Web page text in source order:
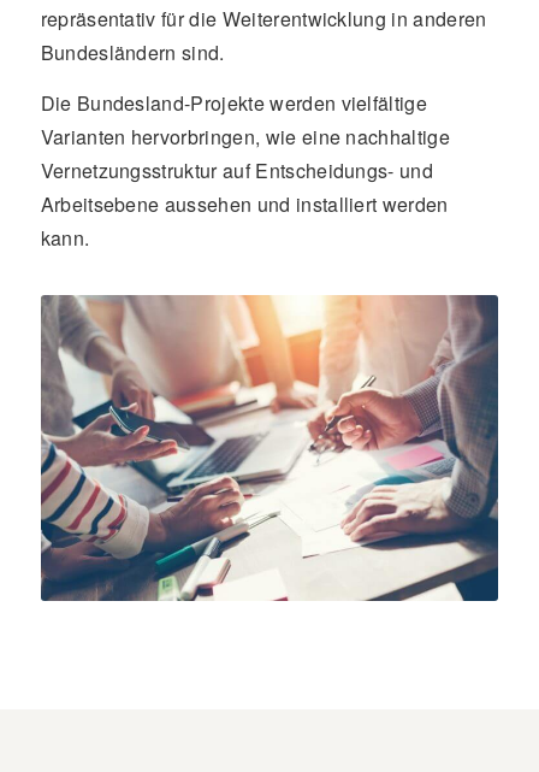
repräsentativ für die Weiterentwicklung in anderen
Bundesländern sind.
Die Bundesland-Projekte werden vielfältige
Varianten hervorbringen, wie eine nachhaltige
Vernetzungsstruktur auf Entscheidungs- und
Arbeitsebene aussehen und installiert werden
kann.